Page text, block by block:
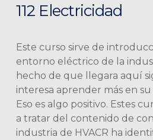
112 Electricidad
Este curso sirve de
entorno eléctrico de la
hecho de que llegara aquí
interesa aprender más en
Eso es algo positivo. Estes
a tratar del contenido de
industria de HVACR ha